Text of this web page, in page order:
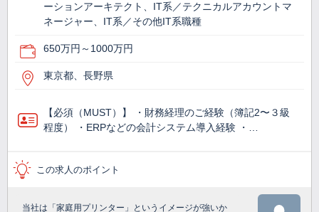
ーションアーキテクト、IT系／テクニカルアカウントマ
ネージャー、IT系／その他IT系職種
650万円～1000万円
東京都、長野県
【必須（MUST）】 ・財務経理のご経験（簿記2〜３級
程度） ・ERPなどの会計システム導入経験 ・…
この求人のポイント
当社は「家庭用プリンター」というイメージが強いか